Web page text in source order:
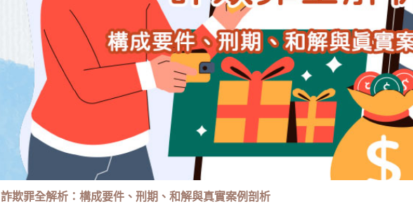
詐欺罪全解析：構成要件、刑期、和解與真實案例剖析